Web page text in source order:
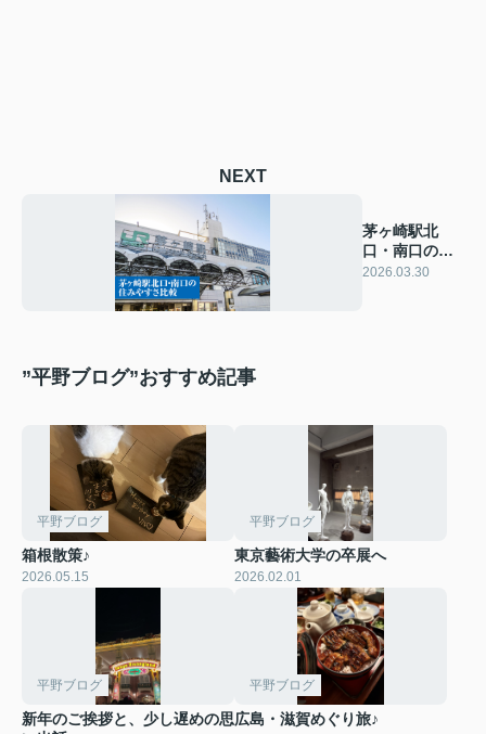
NEXT
茅ヶ崎駅北
口・南口の住
みやすさ比較
2026.03.30
”平野ブログ”おすすめ記事
平野ブログ
箱根散策♪
2026.05.15
平野ブログ
東京藝術大学の卒展へ
2026.02.01
平野ブログ
新年のご挨拶と、少し遅めの思
平野ブログ
広島・滋賀めぐり旅♪